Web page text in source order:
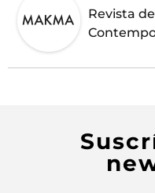
Revista